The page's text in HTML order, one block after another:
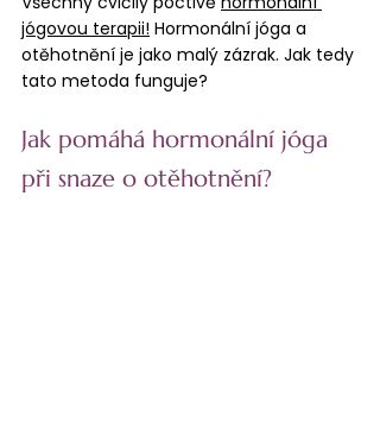
jógovou terapii! Hormonální jóga a
otěhotnění je jako malý zázrak. Jak tedy
tato metoda funguje?
Jak pomáhá hormonální jóga
při snaze o otěhotnění?